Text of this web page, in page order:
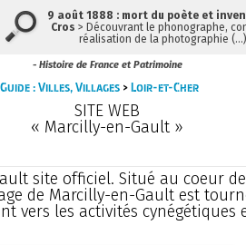
- Histoire de France et Patrimoine
Guide : Villes, Villages >Loir-et-Cher
SITE WEB
« Marcilly-en-Gault »
site officiel. Situé au coeur
de Marcilly-en-Gault est
vers les activités cynégétiques
9 août 1888 : mort du poète et
Cros > Découvrant le phonographe,
réalisation de la photographie